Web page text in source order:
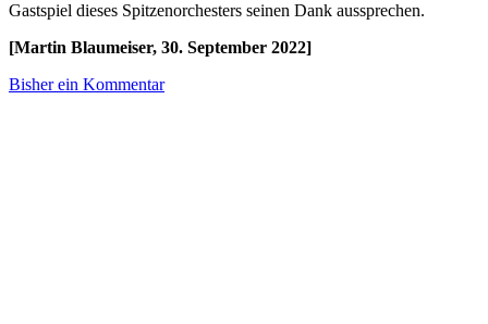
Gastspiel dieses Spitzenorchesters seinen Dank aussprechen.
[Martin Blaumeiser, 30. September 2022]
Bisher ein Kommentar